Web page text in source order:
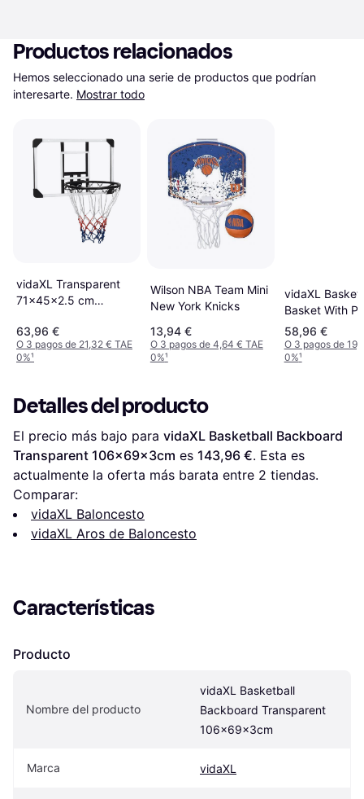
Productos relacionados
Hemos seleccionado una serie de productos que podrían
interesarte. Mostrar todo
vidaXL Transparent
71x45x2.5 cm
Basketball Backboard
63,96 €
O 3 pagos de 21,32 € TAE
0%¹
Wilson NBA Team Mini
New York Knicks
13,94 €
O 3 pagos de 4,64 € TAE
0%¹
vidaXL
Basket With
71x45x2Cm
58,96 €
O 3 pagos de
0%¹
Detalles del producto
El precio más bajo para vidaXL Basketball Backboard
Transparent 106x69x3cm es 143,96 €. Esta es
actualmente la oferta más barata entre 2 tiendas.
Comparar:
vidaXL Baloncesto
vidaXL Aros de Baloncesto
Características
Producto
Nombre del producto
vidaXL Basketball
Backboard Transparent
106x69x3cm
Marca vidaXL